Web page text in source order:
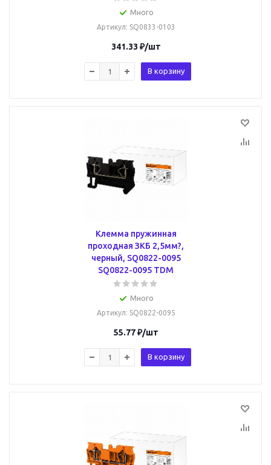
Много
Артикул: SQ0833-0103
341.33 ₽/шт
В корзину
Клемма пружинная
проходная ЗКБ 2,5мм?,
черный, SQ0822-0095
SQ0822-0095 TDM
Много
Артикул: SQ0822-0095
55.77₽/шт
В корзину